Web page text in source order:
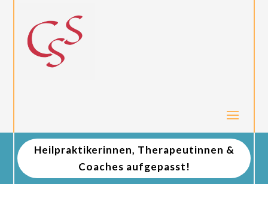
Heilpraktikerinnen, Therapeutinnen &
Coaches aufgepasst!